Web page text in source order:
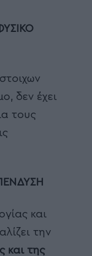
δεν έχει
τους
και
την
και της